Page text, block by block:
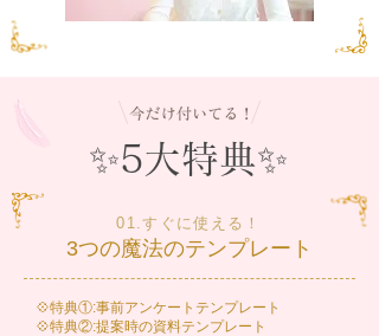
✨5大特典✨
01.すぐに使える！
3つの魔法のテンプレート
💠特典①:事前アンケートテンプレート
💠特典②:提案時の資料テンプレート